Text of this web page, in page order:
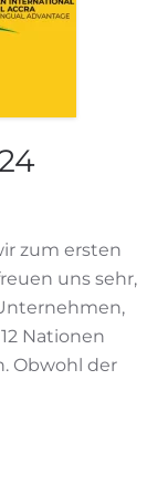
zum ersten
uns sehr,
Nationen
Obwohl der